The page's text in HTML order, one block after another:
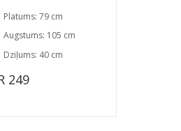
Platums: 79 cm
Augstums: 105 cm
Dziļums: 40 cm
249